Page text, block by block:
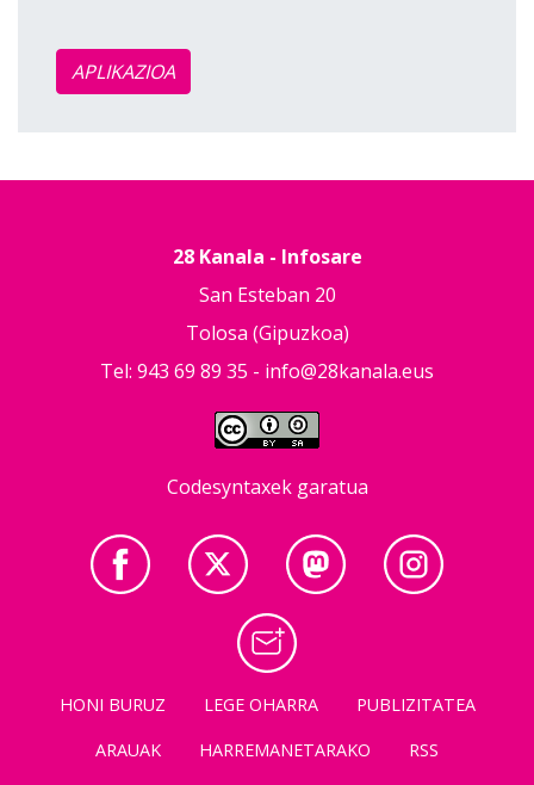
APLIKAZIOA
28 Kanala - Infosare
San Esteban 20
Tolosa (Gipuzkoa)
Tel: 943 69 89 35 - info@28kanala.eus
Codesyntaxek garatua
HONI BURUZ LEGE OHARRA
PUBLIZITATEA
ARAUAK
HARREMANETARAKO RSS